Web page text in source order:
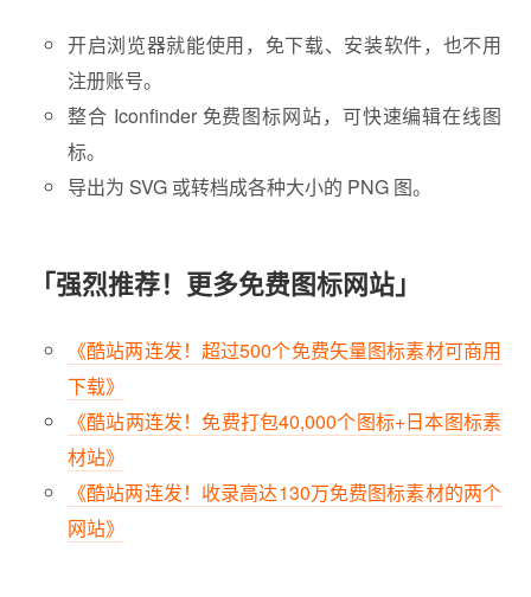
开启浏览器就能使用，免下载、安装软件，也不用
注册账号。
整合 Iconfinder 免费图标网站，可快速编辑在线图
标。
导出为 SVG 或转档成各种大小的 PNG 图。
「强烈推荐！更多免费图标网站」
《酷站两连发！超过500个免费矢量图标素材可商用
下载》
《酷站两连发！免费打包40,000个图标+日本图标素
材站》
《酷站两连发！收录高达130万免费图标素材的两个
网站》